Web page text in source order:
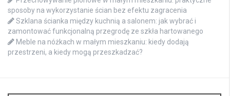
sposoby na wykorzystanie ścian bez efektu zagracenia
Szklana ścianka między kuchnią a salonem: jak wybrać i
zamontować funkcjonalną przegrodę ze szkła hartowanego
Meble na nóżkach w małym mieszkaniu: kiedy dodają
przestrzeni, a kiedy mogą przeszkadzać?